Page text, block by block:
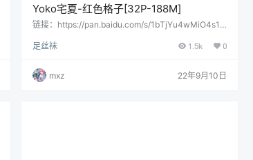
Yoko宅夏-红色格子[32P-188M]
链接：https://pan.baidu.com/s/1bTjYu4wMiO4s1L
网盘手机App，操作更方便哦 会员用户直接提取：
足丝袜 1.5k 0
mxz 22年9月10日